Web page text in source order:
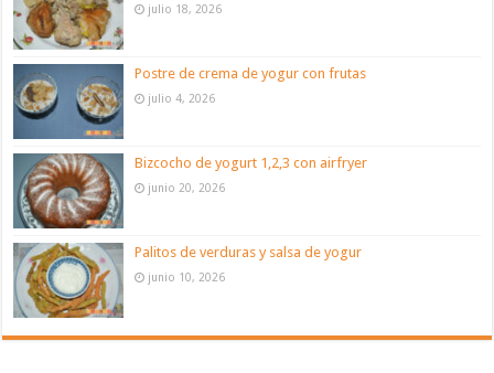
julio 18, 2026
Postre de crema de yogur con frutas
julio 4, 2026
Bizcocho de yogurt 1,2,3 con airfryer
junio 20, 2026
Palitos de verduras y salsa de yogur
junio 10, 2026